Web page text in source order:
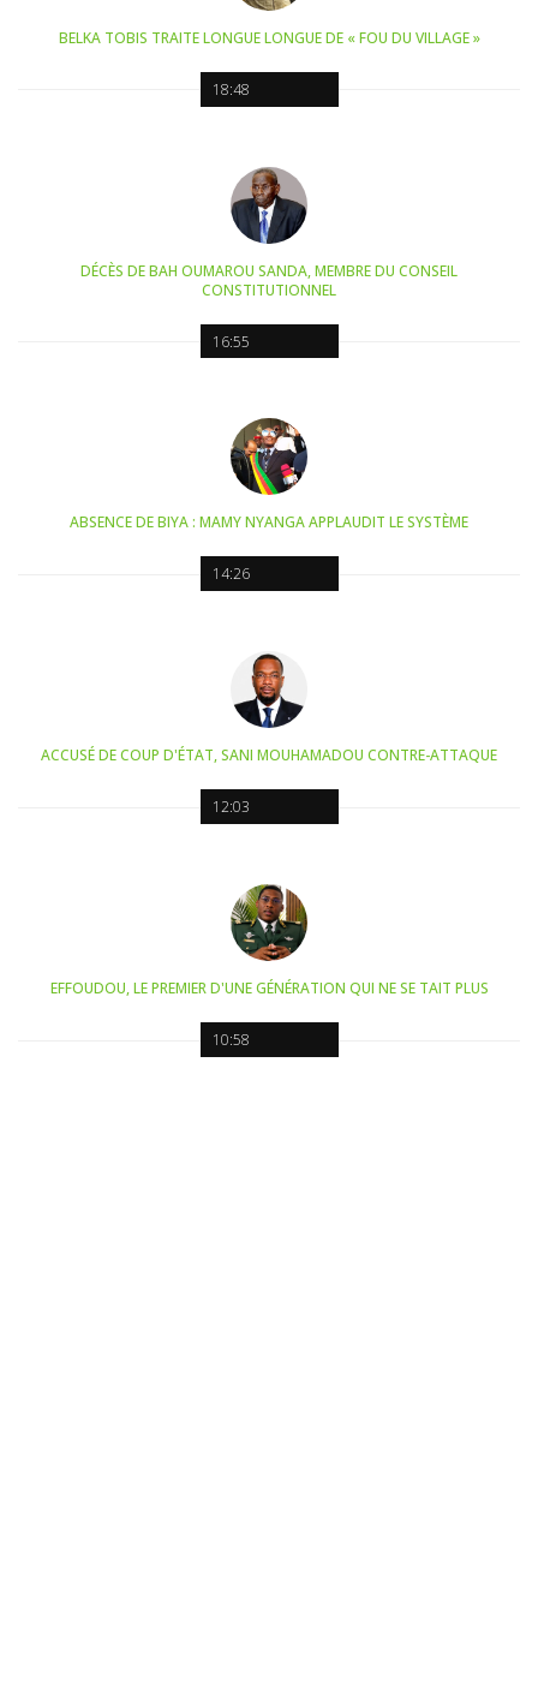
18:48
BELKA TOBIS TRAITE LONGUE LONGUE DE « FOU DU VILLAGE »
16:55
DÉCÈS DE BAH OUMAROU SANDA, MEMBRE DU CONSEIL
CONSTITUTIONNEL
14:26
ABSENCE DE BIYA : MAMY NYANGA APPLAUDIT LE SYSTÈME
12:03
ACCUSÉ DE COUP D'ÉTAT, SANI MOUHAMADOU CONTRE-ATTAQUE
10:58
EFFOUDOU, LE PREMIER D'UNE GÉNÉRATION QUI NE SE TAIT PLUS